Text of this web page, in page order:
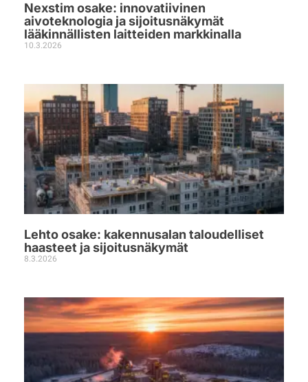
Nexstim osake: innovatiivinen
aivoteknologia ja sijoitusnäkymät
lääkinnällisten laitteiden markkinalla
10.3.2026
Lehto osake: kakennusalan taloudelliset
haasteet ja sijoitusnäkymät
8.3.2026